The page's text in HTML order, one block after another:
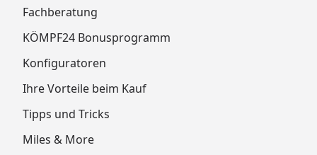
Fachberatung
KÖMPF24 Bonusprogramm
Konfiguratoren
Ihre Vorteile beim Kauf
Tipps und Tricks
Miles & More